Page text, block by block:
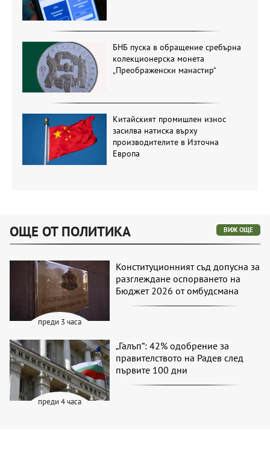
БНБ пуска в обращение сребърна
колекционерска монета
„Преображенски манастир“
Китайският промишлен износ
засилва натиска върху
производителите в Източна
Европа
ОЩЕ ОТ ПОЛИТИКА ВИЖ ОЩЕ
преди 3 часа
Конституционният съд допусна за
разглеждане оспорването на
Бюджет 2026 от омбудсмана
преди 4 часа
„Галъп“: 42% одобрение за
правителството на Радев след
първите 100 дни